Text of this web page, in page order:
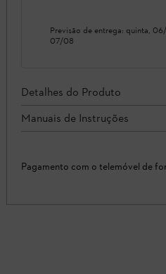
Previsão de entrega: quinta,
07/08
Detalhes do Produto
Manuais de Instruções
Pagamento com o telemóvel de